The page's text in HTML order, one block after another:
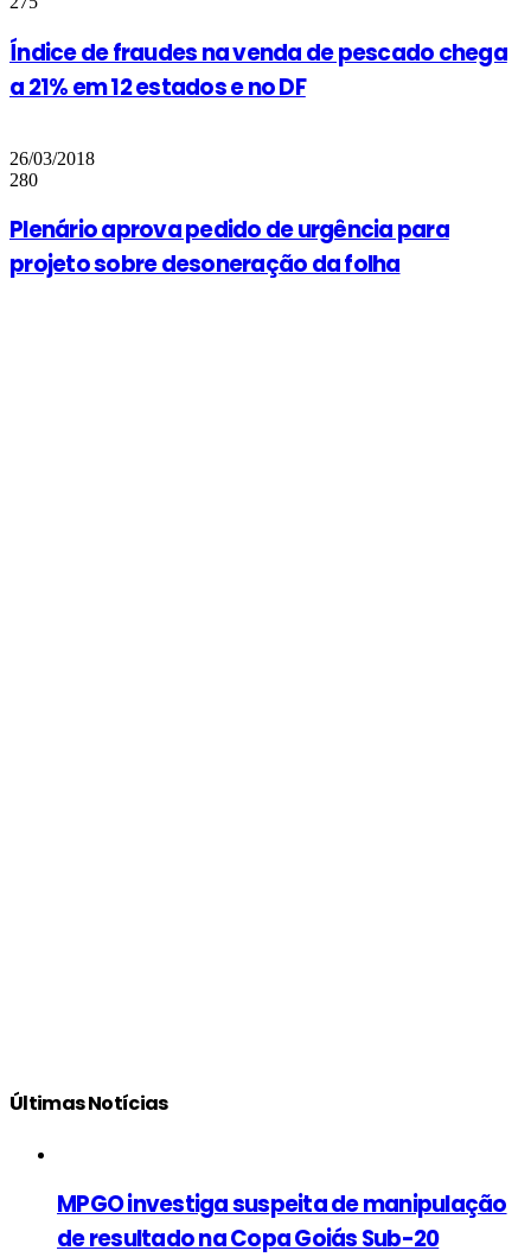
Índice de fraudes na venda de pescado chega
a 21% em 12 estados e no DF
26/03/2018
280
Plenário aprova pedido de urgência para
projeto sobre desoneração da folha
Últimas Notícias
MPGO investiga suspeita de manipulação
de resultado na Copa Goiás Sub-20